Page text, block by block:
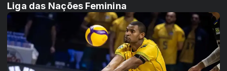
Liga das Nações Feminina